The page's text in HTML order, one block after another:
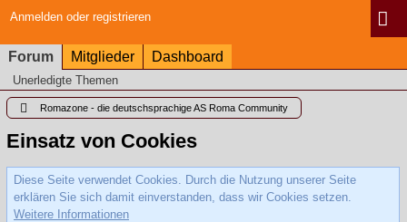
Anmelden oder registrieren
Forum Mitglieder Dashboard
Unerledigte Themen
Romazone - die deutschsprachige AS Roma Community
Einsatz von Cookies
Diese Seite verwendet Cookies. Durch die Nutzung unserer Seite
erklären Sie sich damit einverstanden, dass wir Cookies setzen.
Weitere Informationen